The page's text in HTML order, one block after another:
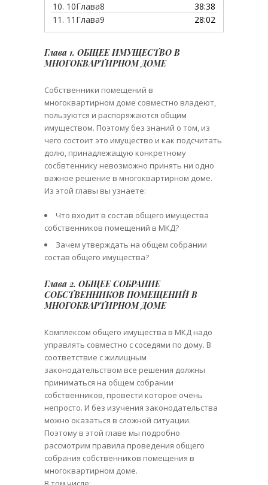
10. 10Глава8
38:38
11. 11Глава9 28:02
Глава 1. ОБЩЕЕ ИМУЩЕСТВО В
МНОГОКВАРТИРНОМ ДОМЕ
Собственники помещений в
многоквартирном доме совместно владеют,
пользуются и распоряжаются общим
имуществом. Поэтому без знаний о том, из
чего состоит это имущество и как подсчитать
долю, принадлежащую конкретному
сосбвтеннику невозможно принять ни одно
важное решение в многоквартирном доме.
Из этой главы вы узнаете:
Что входит в состав общего имущества
собственников помещений в МКД?
Зачем утверждать на общем собрании
состав общего имущества?
Глава 2. ОБЩЕЕ СОБРАНИЕ
СОБСТВЕННИКОВ ПОМЕЩЕНИЙ В
МНОГОКВАРТИРНОМ ДОМЕ
Комплексом общего имущества в МКД надо
управлять совместно с соседями по дому. В
соответствие с жилищным
законодательством все решения должны
приниматься на общем собрании
собственников, провести которое очень
непросто. И без изучения законодательства
можно оказаться в сложной ситуации.
Поэтому в этой главе мы подробно
рассмотрим правила проведения общего
собрания собственников помещения в
многоквартирном доме.